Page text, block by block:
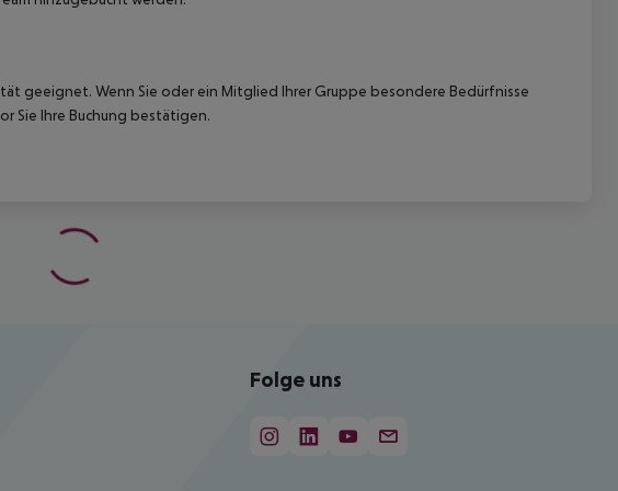
geeignet. Wenn Sie oder ein Mitglied Ihrer Gruppe besondere Bedürfnisse
Sie Ihre Buchung bestätigen.
Folge uns